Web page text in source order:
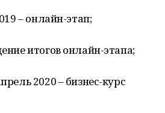
– онлайн-этап;
итогов онлайн-этапа;
2020 – бизнес-курс